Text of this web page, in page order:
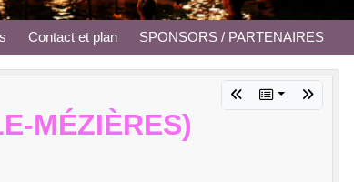
Contact et plan SPONSORS / PARTENAIRES
MÉZIÈRES)